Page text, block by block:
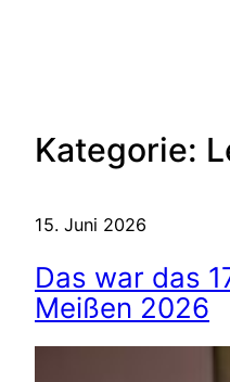
Kategorie:
15. Juni 2026
Das war das
Meißen 2026